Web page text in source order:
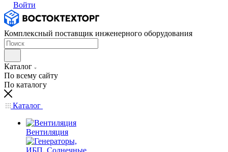
Войти
Комплексный поставщик инженерного оборудования
Каталог
По всему сайту
По каталогу
Каталог
Вентиляция